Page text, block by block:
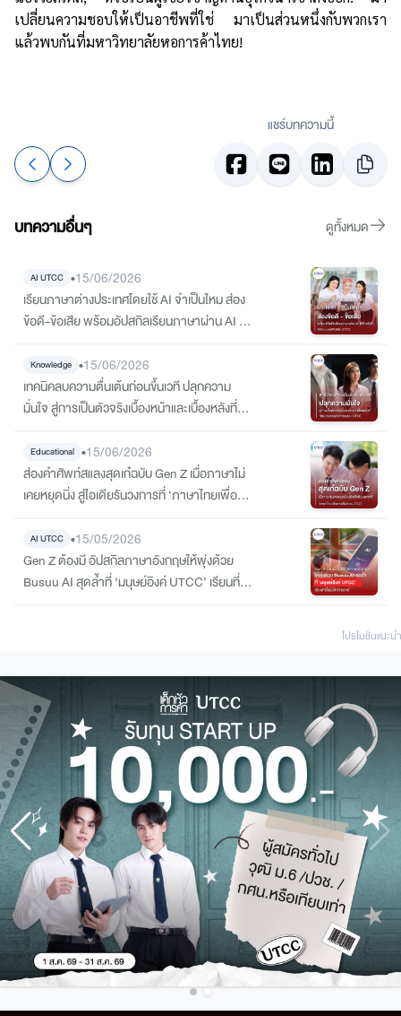
เปลี่ยนความชอบให้เป็นอาชีพที่ใช่ มาเป็นส่วนหนึ่งกับพวกเรา
แล้วพบกันที่มหาวิทยาลัยหอการค้าไทย!
แชร์บทความนี้
บทความอื่นๆ ดูทั้งหมด
AI UTCC •15/06/2026
เรียนภาษาต่างประเทศโดยใช้ AI จำเป็นไหม ส่อง
ข้อดี-ข้อเสีย พร้อมอัปสกิลเรียนภาษาผ่าน AI ให้
Knowledge •15/06/2026
เทคนิคลบความตื่นเต้นก่อนขึ้นเวที ปลุกความ
มั่นใจ สู่การเป็นตัวจริงเบื้องหน้าและเบื้องหลังที่
Educational •15/06/2026
ส่องคำศัพท์สแลงสุดเก๋ฉบับ Gen Z เมื่อภาษาไม่
เคยหยุดนิ่ง สู่ไอเดียรันวงการที่ ‘ภาษาไทยเพื่อ
AI UTCC •15/05/2026
Gen Z ต้องมี อัปสกิลภาษาอังกฤษให้พุ่งด้วย
Busuu AI สุดล้ำที่ ‘มนุษย์อิงค์ UTCC’ เรียนที่นี่
โปรโมชั่นแนะนํา